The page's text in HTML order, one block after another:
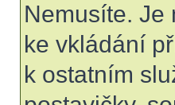
Nemusíte. Je
ke vkládání
k ostatním